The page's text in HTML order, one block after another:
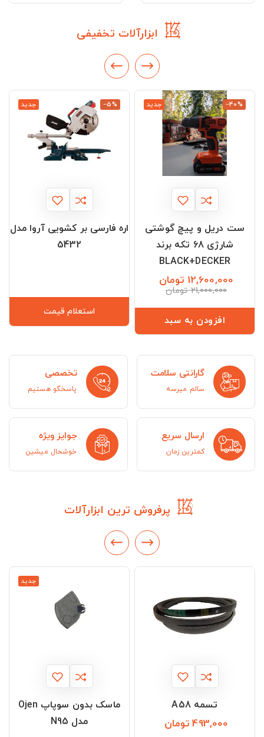
ابزارآلات تخفیفی
جدید ‎−5%
اره فارسی بر کشویی آروا مدل
5432
استعلام قیمت
جدید ‎−40%
ست دریل و پیچ گوشتی
شارژی 68 تکه برند
BLACK+DECKER
12,600,000 تومان
21,000,000 تومان
افزودن به سبد
گارانتی سلامت
سالم میرسه
تخصصی
پاسخگو هستیم
ارسال سریع
کمترین زمان
جوایز ویژه
خوشحال میشین
پرفروش ترین ابزارآلات
جدید
ماسک بدون سوپاپ Ojen
مدل N95
تسمه A58
493,000 تومان